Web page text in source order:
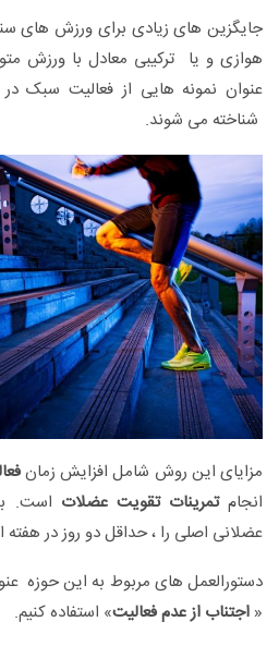
جایگزین های زیادی برای ورزش های
هوازی و یا ترکیبی معادل با ورزش
عنوان نمونه هایی از فعالیت سبک
شناخته می شوند.
مزایای این روش شامل افزایش زمان
انجامتمرینات تقویت عضلات است.
عضلانی اصلی را ، حداقل دو روز در هفته
دستورالعمل های مربوط به این حوزه
«اجتناب از عدم فعالیت» استفاده کنیم.